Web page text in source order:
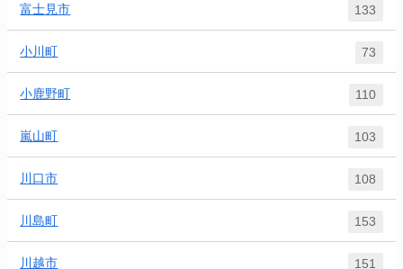
富士見市 133
小川町 73
小鹿野町 110
嵐山町 103
川口市 108
川島町 153
川越市 151